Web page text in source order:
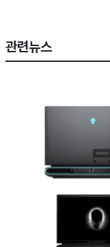
관련뉴스